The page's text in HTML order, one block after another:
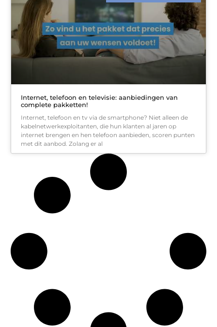
Internet, telefoon en televisie: aanbiedingen van
complete pakketten!
Internet, telefoon en tv via de smartphone? Niet alleen de
kabelnetwerkexploitanten, die hun klanten al jaren op
internet brengen en hen telefoon aanbieden, scoren punten
met dit aanbod. Zolang er al